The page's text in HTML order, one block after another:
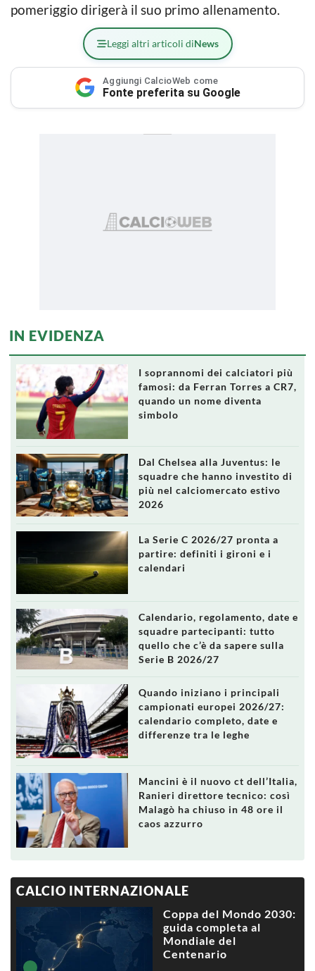
pomeriggio dirigerà il suo primo allenamento.
Leggi altri articoli diNews
Aggiungi CalcioWeb come
Fonte preferita su Google
IN EVIDENZA
I soprannomi dei calciatori più
famosi: da Ferran Torres a CR7,
quando un nome diventa
simbolo
Dal Chelsea alla Juventus: le
squadre che hanno investito di
più nel calciomercato estivo
2026
La Serie C 2026/27 pronta a
partire: definiti i gironi e i
calendari
Calendario, regolamento, date e
squadre partecipanti: tutto
quello che c’è da sapere sulla
Serie B 2026/27
Quando iniziano i principali
campionati europei 2026/27:
calendario completo, date e
differenze tra le leghe
Mancini è il nuovo ct dell’Italia,
Ranieri direttore tecnico: così
Malagò ha chiuso in 48 ore il
caos azzurro
CALCIO INTERNAZIONALE
Coppa del Mondo 2030:
guida completa al
Mondiale del
Centenario